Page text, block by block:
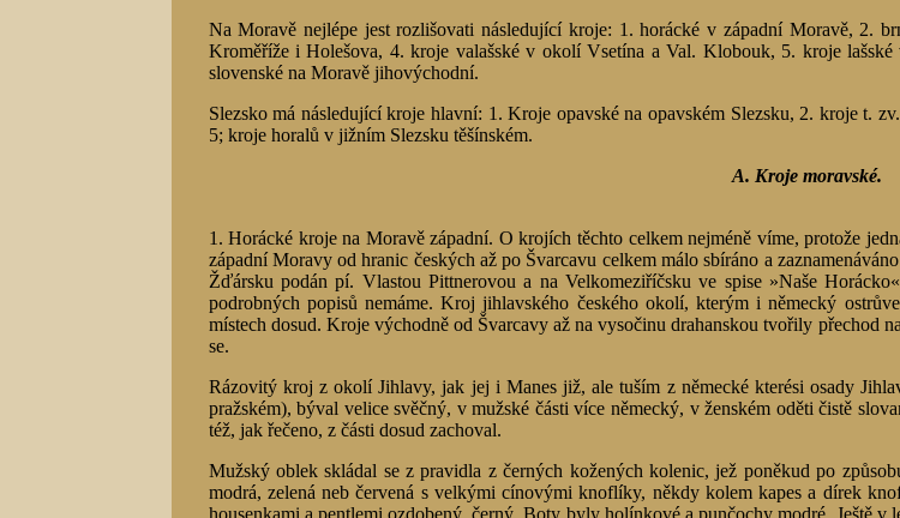
Na Moravě nejlépe jest rozlišovati následující kroje: 1. horácké v západní Moravě, 2.
Kroměříže i Holešova, 4. kroje valašské v okolí Vsetína a Val. Klobouk, 5. kroje
slovenské na Moravě jihovýchodní.
Slezsko má následující kroje hlavní: 1. Kroje opavské na opavském Slezsku, 2. kroje t.
5; kroje horalů v jižním Slezsku těšínském.
A. Kroje moravské.
1. Horácké kroje na Moravě západní. O krojích těchto celkem nejméně víme, protože
západní Moravy od hranic českých až po Švarcavu celkem málo sbíráno a
Žďársku podán pí. Vlastou Pittnerovou a na Velkomeziříčsku ve spise »Naše
podrobných popisů nemáme. Kroj jihlavského českého okolí, kterým i německý
místech dosud. Kroje východně od Švarcavy až na vysočinu drahanskou tvořily přechod
se.
Rázovitý kroj z okolí Jihlavy, jak jej i Manes již, ale tuším z německé kterési osady
pražském), býval velice svěčný, v mužské části více německý, v ženském oděti čistě
též, jak řečeno, z části dosud zachoval.
Mužský oblek skládal se z pravidla z černých kožených kolenic, jež poněkud po
modrá, zelená neb červená s velkými cínovými knoflíky, někdy kolem kapes a dírek
housenkami a pentlemi ozdobený, černý. Boty byly holínkové a punčochy modré. Ještě v